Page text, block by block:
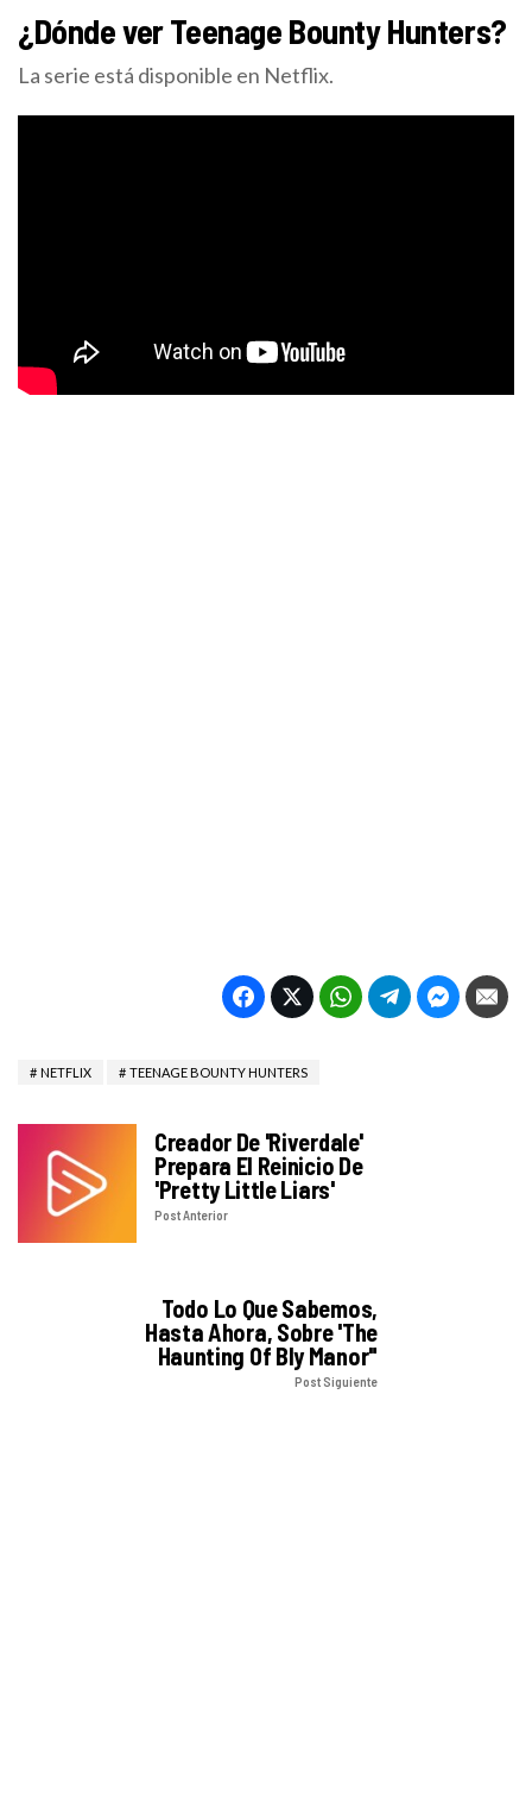
¿Dónde ver Teenage Bounty Hunters?
La serie está disponible en Netflix.
NETFLIX TEENAGE BOUNTY HUNTERS
Creador De 'Riverdale'
Prepara El Reinicio De
'Pretty Little Liars'
Post Anterior
Todo Lo Que Sabemos,
Hasta Ahora, Sobre 'The
Haunting Of Bly Manor"
Post Siguiente